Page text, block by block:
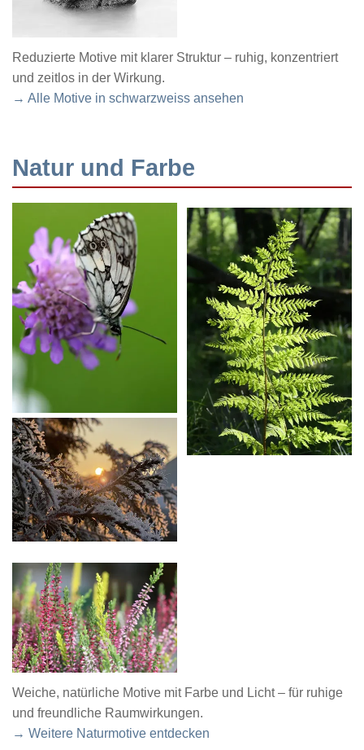
Reduzierte Motive mit klarer Struktur – ruhig, konzentriert
und zeitlos in der Wirkung.
→ Alle Motive in schwarzweiss ansehen
Natur und Farbe
Weiche, natürliche Motive mit Farbe und Licht – für ruhige
und freundliche Raumwirkungen.
→ Weitere Naturmotive entdecken